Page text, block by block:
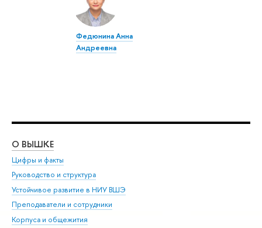
Федюнина Анна
Андреевна
О ВЫШКЕ
Цифры и факты
Руководство и структура
Устойчивое развитие в НИУ ВШЭ
Преподаватели и сотрудники
Корпуса и общежития